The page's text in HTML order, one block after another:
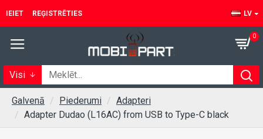
IEIET REĢISTRĒTIES LV
0
Visi
Galvenā Piederumi
Adapteri
Adapter Dudao (L16AC) from USB to Type-C black